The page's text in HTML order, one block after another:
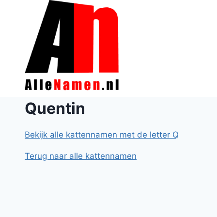
Quentin
Bekijk alle kattennamen met de letter Q
Terug naar alle kattennamen